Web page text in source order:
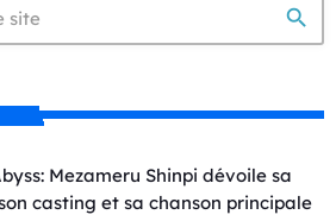
search
Mezameru Shinpi dévoile sa
casting et sa chanson principale